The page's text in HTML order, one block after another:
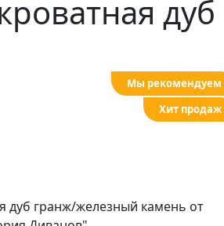
Мы рекомендуем
Хит продаж